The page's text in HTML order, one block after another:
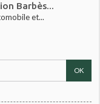
Barbès...
et...